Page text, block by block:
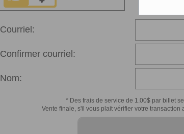
Courriel:
Confirmer courriel:
Nom:
* Des frais de service de 1.00$ par billet
Vente finale, s'il vous plait vérifier votre transaction